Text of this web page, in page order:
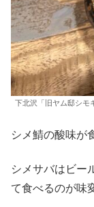
下北沢「旧ヤム邸シモ
シメ鯖の酸味が
シメサバはビー
て食べるのが味